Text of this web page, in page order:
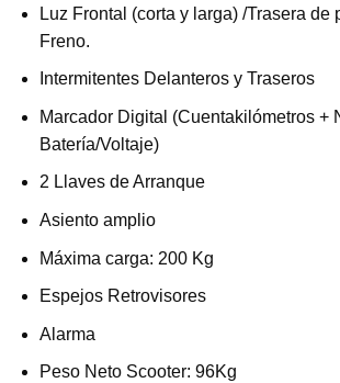
Luz Frontal (corta y larga) /Trasera de
Freno.
Intermitentes Delanteros y Traseros
Marcador Digital (Cuentakilómetros +
Batería/Voltaje)
2 Llaves de Arranque
Asiento amplio
Máxima carga: 200 Kg
Espejos Retrovisores
Alarma
Peso Neto Scooter: 96Kg